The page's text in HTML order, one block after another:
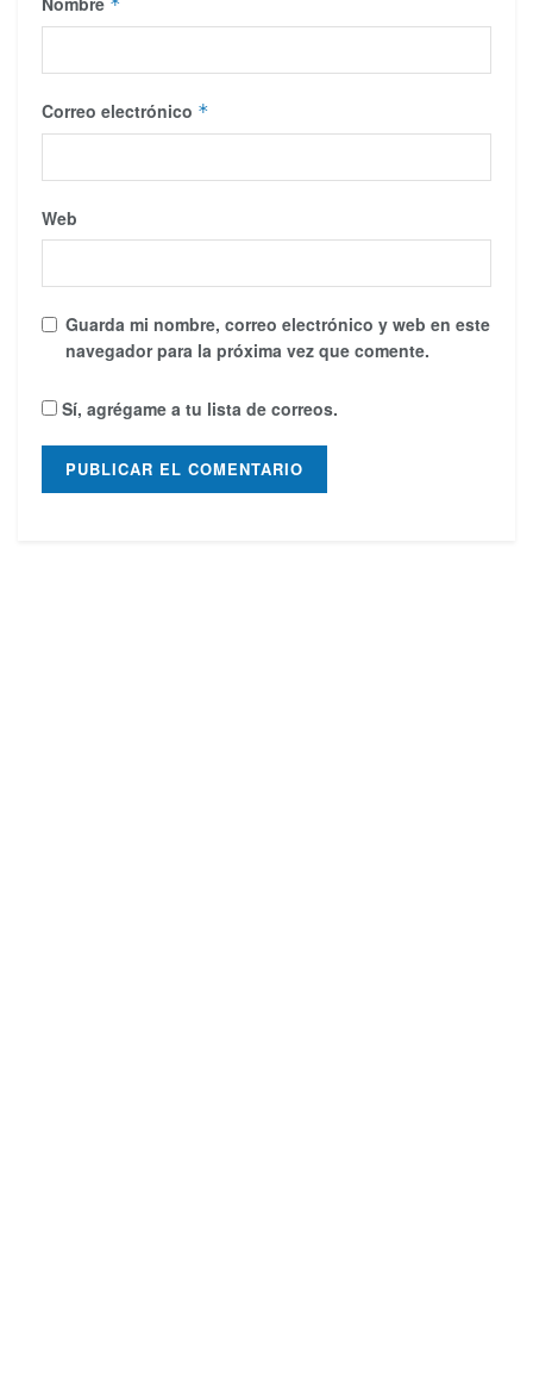
Correo electrónico *
Web
Guarda mi nombre, correo electrónico y web en este
navegador para la próxima vez que comente.
Sí, agrégame a tu lista de correos.